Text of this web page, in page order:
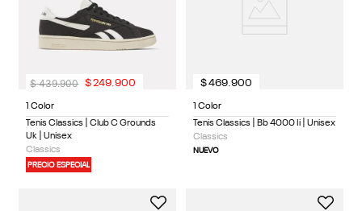
1 Color
Tenis Classics | Club C Grounds
Uk | Unisex
Classics
PRECIO ESPECIAL
$ 439.900 $249.900
1 Color
Tenis Classics | Bb 4000 Ii | Unisex
Classics
NUEVO
$469.900